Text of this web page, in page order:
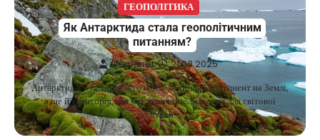
ГЕОПОЛІТИКА
Як Антарктида стала геополітичним
питанням?
fileplanet 21.03.2025
Антарктида – це не просто найхолодніший континент на Землі,
а ще й територія, яка має величезне значення для світової
політики.…